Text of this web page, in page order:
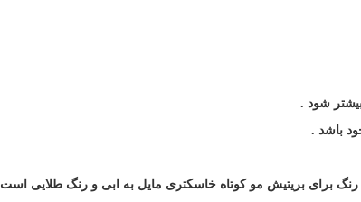
شود .
.
برای بریتیش مو کوتاه خاسکتری مایل به ابی و رنگ طلایی است